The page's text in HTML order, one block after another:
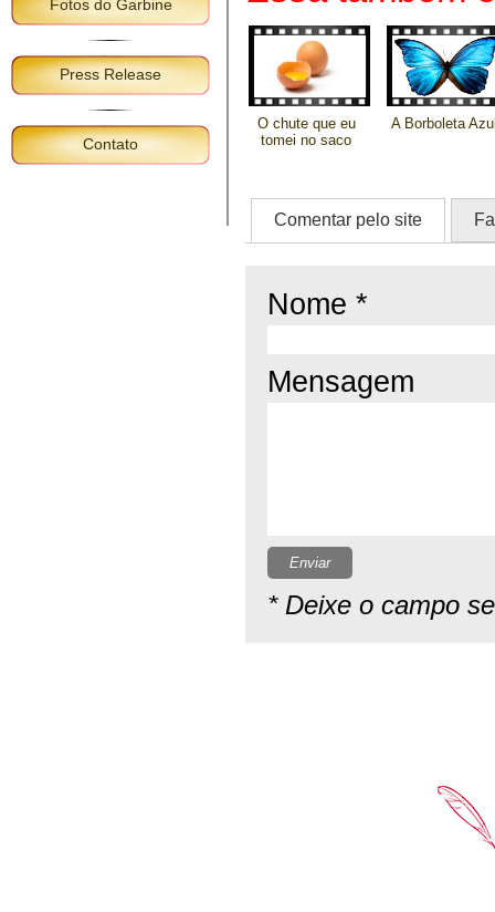
Fotos do Garbine
Press Release
Contato
O chute que eu
tomei no saco
A Borboleta
Comentar pelo site
Nome *
Mensagem
Enviar
* Deixe o campo